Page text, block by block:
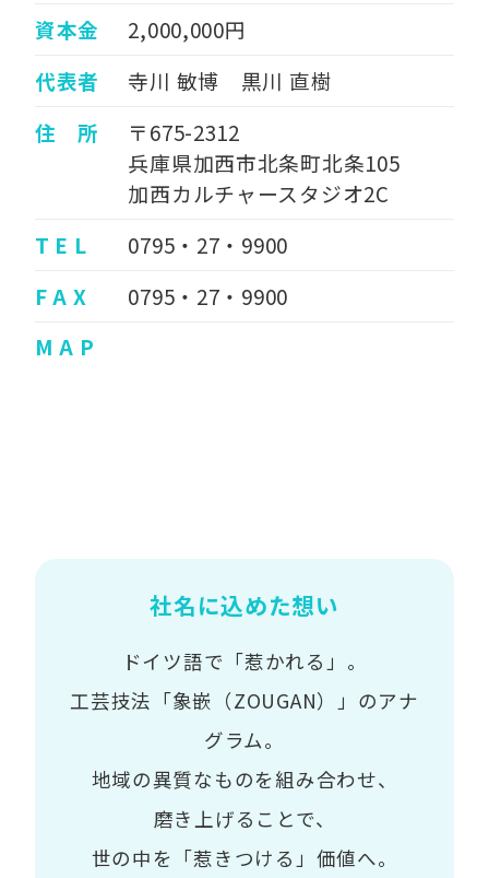
資本金
2,000,000円
代表者
寺川 敏博 黒川 直樹
住 所
〒675-2312
兵庫県加西市北条町北条105
加西カルチャースタジオ2C
T E L
0795・27・9900
F A X
0795・27・9900
M A P
社名に込めた想い
ドイツ語で「惹かれる」。
工芸技法「象嵌（ZOUGAN）」のアナ
グラム。
地域の異質なものを組み合わせ、
磨き上げることで、
世の中を「惹きつける」価値へ。